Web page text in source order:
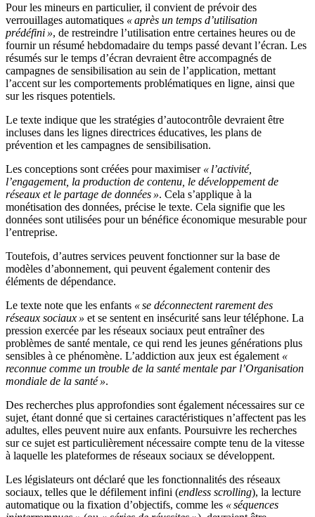
Pour les mineurs en particulier, il convient de prévoir des
verrouillages automatiques « après un temps d’utilisation
prédéfini », de restreindre l’utilisation entre certaines heures ou de
fournir un résumé hebdomadaire du temps passé devant l’écran. Les
résumés sur le temps d’écran devraient être accompagnés de
campagnes de sensibilisation au sein de l’application, mettant
l’accent sur les comportements problématiques en ligne, ainsi que
sur les risques potentiels.
Le texte indique que les stratégies d’autocontrôle devraient être
incluses dans les lignes directrices éducatives, les plans de
prévention et les campagnes de sensibilisation.
Les conceptions sont créées pour maximiser « l’activité,
l’engagement, la production de contenu, le développement de
réseaux et le partage de données ». Cela s’applique à la
monétisation des données, précise le texte. Cela signifie que les
données sont utilisées pour un bénéfice économique mesurable pour
l’entreprise.
Toutefois, d’autres services peuvent fonctionner sur la base de
modèles d’abonnement, qui peuvent également contenir des
éléments de dépendance.
Le texte note que les enfants « se déconnectent rarement des
réseaux sociaux » et se sentent en insécurité sans leur téléphone. La
pression exercée par les réseaux sociaux peut entraîner des
problèmes de santé mentale, ce qui rend les jeunes générations plus
sensibles à ce phénomène. L’addiction aux jeux est également «
reconnue comme un trouble de la santé mentale par l’Organisation
mondiale de la santé ».
Des recherches plus approfondies sont également nécessaires sur ce
sujet, étant donné que si certaines caractéristiques n’affectent pas les
adultes, elles peuvent nuire aux enfants. Poursuivre les recherches
sur ce sujet est particulièrement nécessaire compte tenu de la vitesse
à laquelle les plateformes de réseaux sociaux se développent.
Les législateurs ont déclaré que les fonctionnalités des réseaux
sociaux, telles que le défilement infini (endless scrolling), la lecture
automatique ou la fixation d’objectifs, comme les « séquences